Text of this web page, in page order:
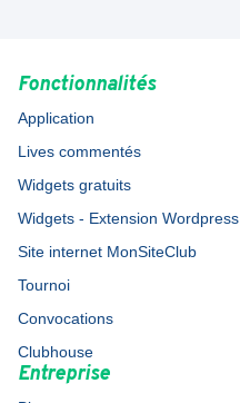
Fonctionnalités
Application
Lives commentés
Widgets gratuits
Widgets - Extension Wordpress
Site internet MonSiteClub
Tournoi
Convocations
Clubhouse
Entreprise